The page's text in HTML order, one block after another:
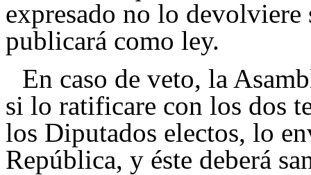
expresado no lo
publicará como ley.
En caso de veto, la
si lo ratificare con los dos
los Diputados electos, lo
República, y éste deberá